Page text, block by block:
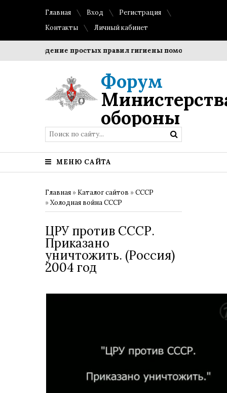
Главная Вход
Регистрация
Контакты
Личный кабинет
Соблюдение простых правил гигиены помогает
Форум
обороны
МЕНЮ САЙТА
Главная » Каталог сайтов »СССР
»Холодная война СССР
ЦРУ против СССР.
Приказано
уничтожить. (Россия)
2004 год